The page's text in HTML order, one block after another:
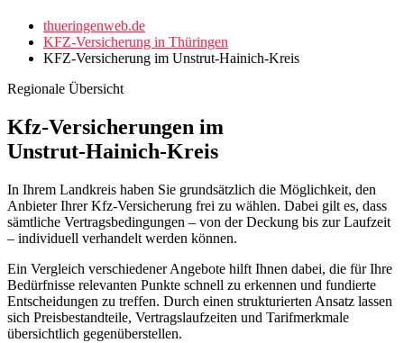
thueringenweb.de
KFZ-Versicherung in Thüringen
KFZ-Versicherung im Unstrut-Hainich-Kreis
Regionale Übersicht
Kfz‑Versicherungen im
Unstrut‑Hainich‑Kreis
In Ihrem Landkreis haben Sie grundsätzlich die Möglichkeit, den
Anbieter Ihrer Kfz‑Versicherung frei zu wählen. Dabei gilt es, dass
sämtliche Vertragsbedingungen – von der Deckung bis zur Laufzeit
– individuell verhandelt werden können.
Ein Vergleich verschiedener Angebote hilft Ihnen dabei, die für Ihre
Bedürfnisse relevanten Punkte schnell zu erkennen und fundierte
Entscheidungen zu treffen. Durch einen strukturierten Ansatz lassen
sich Preisbestandteile, Vertragslaufzeiten und Tarifmerkmale
übersichtlich gegenüberstellen.